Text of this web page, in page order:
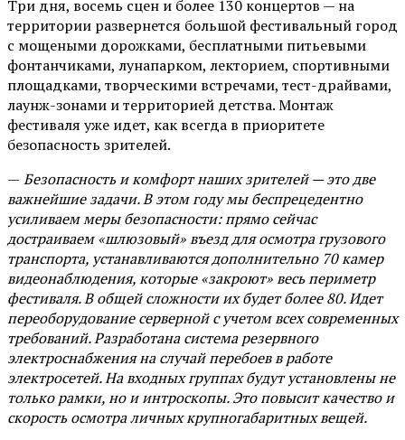
Три дня, восемь сцен и более 130 концертов — на
территории развернется большой фестивальный город
с мощеными дорожками, бесплатными питьевыми
фонтанчиками, лунапарком, лекторием, спортивными
площадками, творческими встречами, тест-драйвами,
лаунж-зонами и территорией детства. Монтаж
фестиваля уже идет, как всегда в приоритете
безопасность зрителей.
— Безопасность и комфорт наших зрителей — это две
важнейшие задачи. В этом году мы беспрецедентно
усиливаем меры безопасности: прямо сейчас
достраиваем «шлюзовый» въезд для осмотра грузового
транспорта, устанавливаются дополнительно 70 камер
видеонаблюдения, которые «закроют» весь периметр
фестиваля. В общей сложности их будет более 80. Идет
переоборудование серверной с учетом всех современных
требований. Разработана система резервного
электроснабжения на случай перебоев в работе
электросетей. На входных группах будут установлены не
только рамки, но и интроскопы. Это повысит качество и
скорость осмотра личных крупногабаритных вещей.